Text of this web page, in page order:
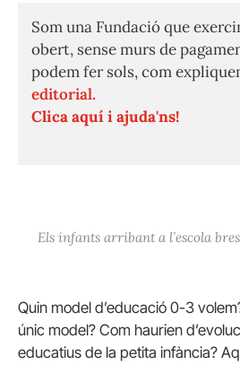
Som una Fundació que
obert, sense murs de
podem fer sols, com
editorial.
Clica aquí i ajuda'ns!
Els infants arribant a l’escola
Quin model d’educació 0-3
únic model? Com haurien
educatius de la petita infància?